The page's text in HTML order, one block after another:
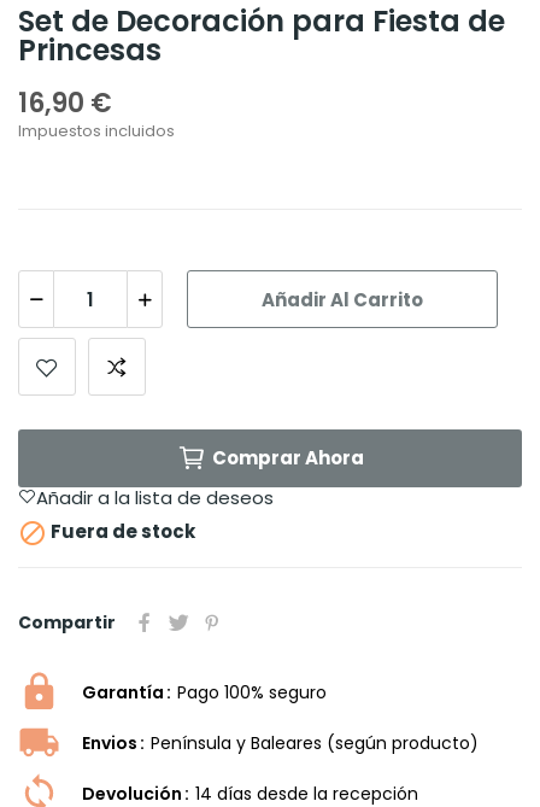
Set de Decoración para Fiesta de
Princesas
16,90 €
Impuestos incluidos
Añadir Al Carrito
Comprar Ahora
Añadir a la lista de deseos
 Fuera de stock
Compartir
Garantía Pago 100% seguro
Envios Península y Baleares (según producto)
Devolución 14 dí­as desde la recepción